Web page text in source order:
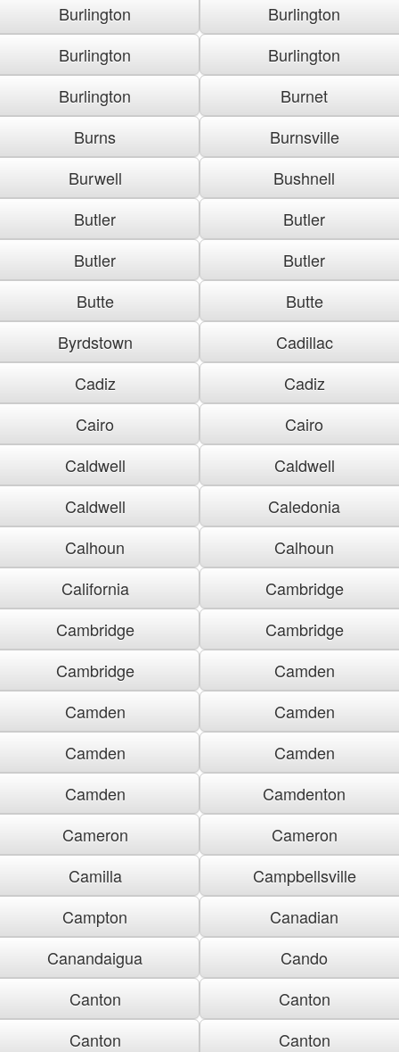
Burlington
Burlington
Burlington
Burlington
Burlington
Burnet
Burns
Burnsville
Burwell
Bushnell
Butler
Butler
Butler
Butler
Butte
Butte
Byrdstown
Cadillac
Cadiz
Cadiz
Cairo
Cairo
Caldwell
Caldwell
Caldwell
Caledonia
Calhoun
Calhoun
California
Cambridge
Cambridge
Cambridge
Cambridge
Camden
Camden
Camden
Camden
Camden
Camden
Camdenton
Cameron
Cameron
Camilla
Campbellsville
Campton
Canadian
Canandaigua
Cando
Canton
Canton
Canton
Canton